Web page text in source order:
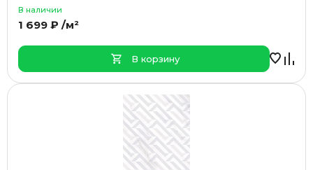
В наличии
1 699 ₽ /м²
В корзину